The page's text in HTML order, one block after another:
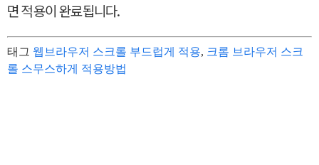
면 적용이 완료됩니다.
태그 웹브라우저 스크롤 부드럽게 적용, 크롬 브라우저 스크
롤 스무스하게 적용방법